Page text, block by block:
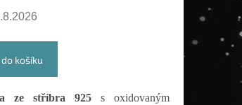
košíku
ze stříbra 925s oxidovaným